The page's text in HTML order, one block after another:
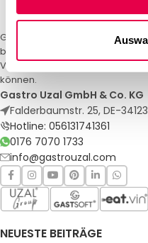
Gastro Uzal – Ihr Spezialist für
bieten maßgeschneiderte
Veranstaltungen. Qualität und
können.
Gastro Uzal GmbH & Co. KG
Falderbaumstr. 25, DE-
Hotline: 056131741361
0176 7070 1733
info@gastrouzal.com
NEUESTE BEITRÄGE